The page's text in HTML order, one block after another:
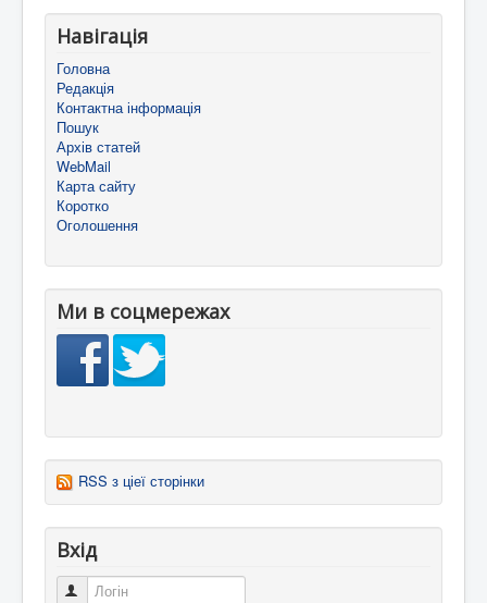
Навігація
Головна
Редакція
Контактна інформація
Пошук
Архів статей
WebMail
Карта сайту
Коротко
Оголошення
Ми в соцмережах
RSS з ціеї сторінки
Вхід
Логін